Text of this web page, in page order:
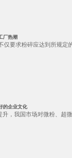
厂热潮
要求粉碎应达到所规
的企业文化
，我国市场对微粉、超